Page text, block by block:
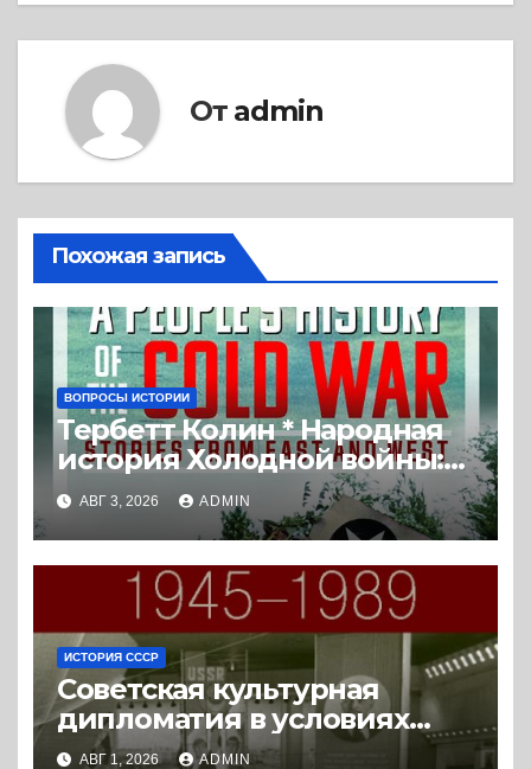
От admin
Похожая запись
ВОПРОСЫ ИСТОРИИ
Тербетт Колин * Народная
история Холодной войны:
истории с Востока и Запада
(2023) * Реферат книги
АВГ 3, 2026 ADMIN
ИСТОРИЯ СССР
Советская культурная
дипломатия в условиях
Холодной войны. 1945-1989.
АВГ 1, 2026 ADMIN